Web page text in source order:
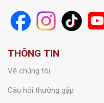
THÔNG TIN
Về chúng tôi
Câu hỏi thường gặp